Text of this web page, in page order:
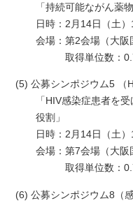
「持続可能ながん薬
日時： 2月14日（土
会場：第2会場（大
取得単位数：
(5) 公募シンポジウム5 （
「HIV感染症患者を
役割」
日時：2月14日（土
会場：第7会場（大
取得単位数：
(6) 公募シンポジウム8（